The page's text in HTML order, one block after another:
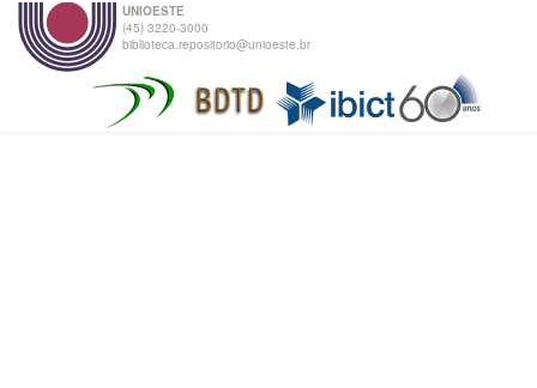
UNIOESTE
(45) 3220-3000
biblioteca.repositorio@unioeste.br